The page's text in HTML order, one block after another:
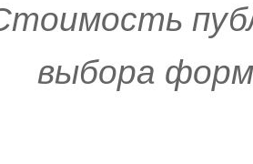
выбора